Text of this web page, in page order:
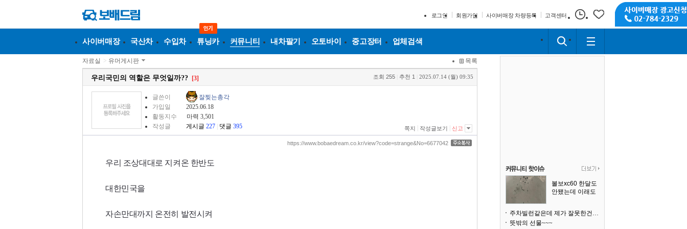
로그인 회원가입 사이버매장 차량등록 고객센터
사이버매장 국산차 수입차 튜닝카 커뮤니티 내차팔기 오토바이 중고장터 업체검색
자료실 > 유머게시판 목록
우리국민의 역할은 무엇일까?? [3] 조회 255 추천 1 2025.07.14 (월) 09:35
글쓴이
잘찢는총각
가입일
2025.06.18
활동지수
마력 3,501
작성글
게시글 227 댓글 395 쪽지 작성글보기 신고
https://www.bobaedream.co.kr/view?code=strange&No=6677042
우리 조상대대로 지켜온 한반도
대한민국을
자손만대까지 온전히 발전시켜
볼보xc60 한달도
안됐는데 이래도
주차빌런같은데 제가 잘못한건가요
뜻밖의 선물~~~